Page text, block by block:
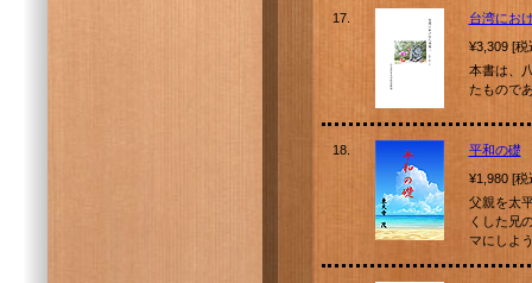
17.
台湾にお
¥3,309 [
本書は、
たもので
18.
平和の礎
¥1,980 [
父親を太
くした兄
マにしよ